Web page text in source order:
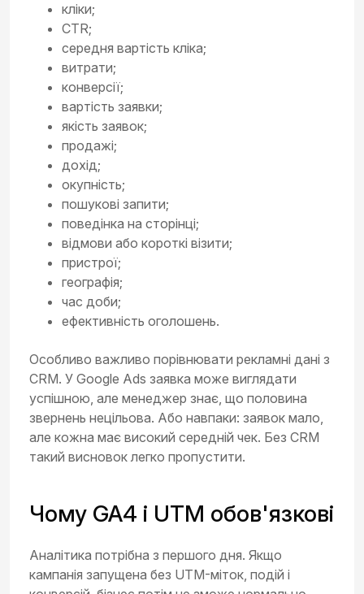
кліки;
CTR;
середня вартість кліка;
витрати;
конверсії;
вартість заявки;
якість заявок;
продажі;
дохід;
окупність;
пошукові запити;
поведінка на сторінці;
відмови або короткі візити;
пристрої;
географія;
час доби;
ефективність оголошень.
Особливо важливо порівнювати рекламні дані з
CRM. У Google Ads заявка може виглядати
успішною, але менеджер знає, що половина
звернень нецільова. Або навпаки: заявок мало,
але кожна має високий середній чек. Без CRM
такий висновок легко пропустити.
Чому GA4 і UTM обов'язкові
Аналітика потрібна з першого дня. Якщо
кампанія запущена без UTM-міток, подій і